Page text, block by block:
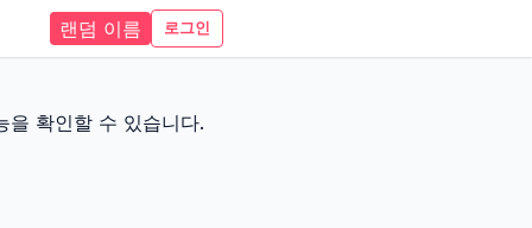
랜덤 이름 로그인
을 확인할 수 있습니다.